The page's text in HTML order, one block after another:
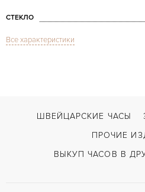
СТЕКЛО
ФУНКЦИИ
Все характеристики
ШВЕЙЦАРСКИЕ ЧАСЫ
ПРОЧИЕ
ВЫКУП ЧАСОВ В